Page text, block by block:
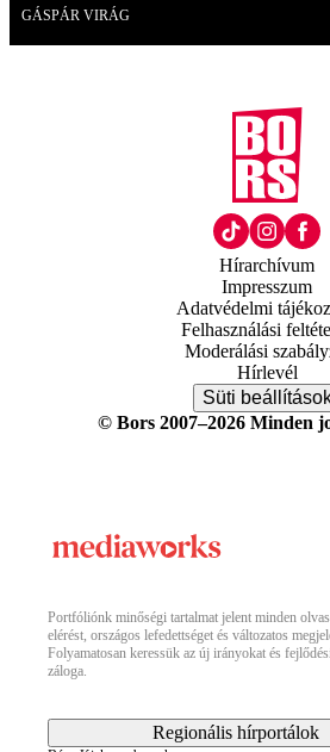
GÁSPÁR VIRÁG
Hírarchívum
Impresszum
Adatvédelmi
Felhasználási
Moderálási
Hírlevél
Süti
© Bors 2007–2026 Minden
Portfóliónk minőségi tartalmat jelent minden
elérést, országos lefedettséget és változatos
Folyamatosan keressük az új irányokat és
záloga.
Regionális hírportálok